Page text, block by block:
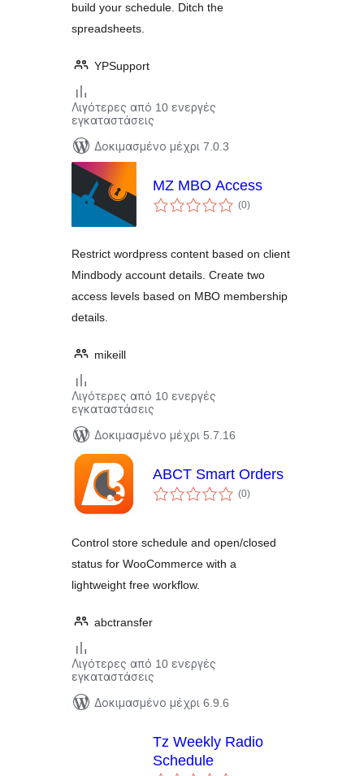
build your schedule. Ditch the
spreadsheets.
YPSupport
Λιγότερες από 10 ενεργές
εγκαταστάσεις
Δοκιμασμένο μέχρι 7.0.3
MZ MBO Access
(0αξιολογήσεις
σύνολο
)
Restrict wordpress content based on client
Mindbody account details. Create two
access levels based on MBO membership
details.
mikeill
Λιγότερες από 10 ενεργές
εγκαταστάσεις
Δοκιμασμένο μέχρι 5.7.16
ABCT Smart Orders
(0αξιολογήσεις
σύνολο
)
Control store schedule and open/closed
status for WooCommerce with a
lightweight free workflow.
abctransfer
Λιγότερες από 10 ενεργές
εγκαταστάσεις
Δοκιμασμένο μέχρι 6.9.6
Tz Weekly Radio
Schedule